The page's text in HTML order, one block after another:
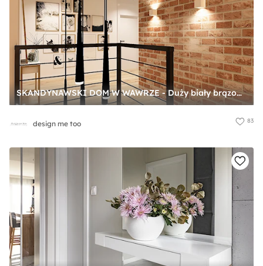
SKANDYNAWSKI DOM W WAWRZE - Duży biały brązowy hol / przedpokój, styl skandynawski - zdjęcie od design me too
design me too 83